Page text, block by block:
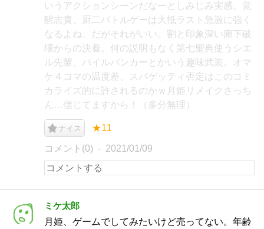
いうアクションシーンだなーとしみじみ実感。覚
醒志貴、厨二バトルゲーは大抵ラスト急激に強く
なるよね、だがそれがいい。割と印象深い廊下破
壊からの決着。何の説明もなく第七聖典使うシエ
ル先輩、パイルバンカーとかいう趣味武装。オマ
ケ４コマの温度差、スパゲッティ否定はこのコミ
カライズ的に許されるのかｗ月姫リメイクさっち
ん…信じてますから！（多分無理）
ナイス ★11
コメント(0) 2021/01/09
ミケ太郎
月姫、ゲームでしてみたいけど売ってない。年齢